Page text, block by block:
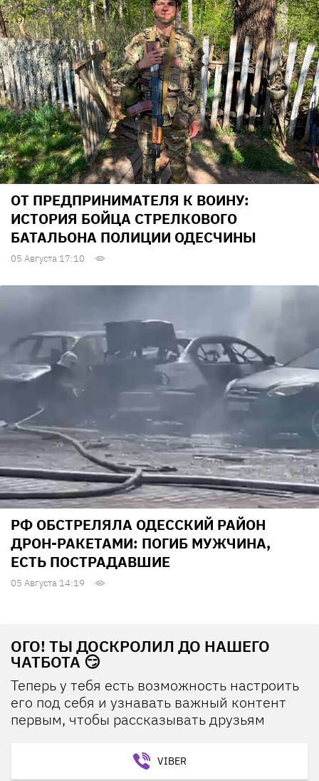
ОТ ПРЕДПРИНИМАТЕЛЯ К ВОИНУ:
ИСТОРИЯ БОЙЦА СТРЕЛКОВОГО
БАТАЛЬОНА ПОЛИЦИИ ОДЕСЧИНЫ
05 Августа 17:10
РФ ОБСТРЕЛЯЛА ОДЕССКИЙ РАЙОН
ДРОН-РАКЕТАМИ: ПОГИБ МУЖЧИНА,
ЕСТЬ ПОСТРАДАВШИЕ
05 Августа 14:19
ОГО! ТЫ ДОСКРОЛИЛ ДО НАШЕГО
ЧАТБОТА 😏
Теперь у тебя есть возможность настроить
его под себя и узнавать важный контент
первым, чтобы рассказывать друзьям
VIBER